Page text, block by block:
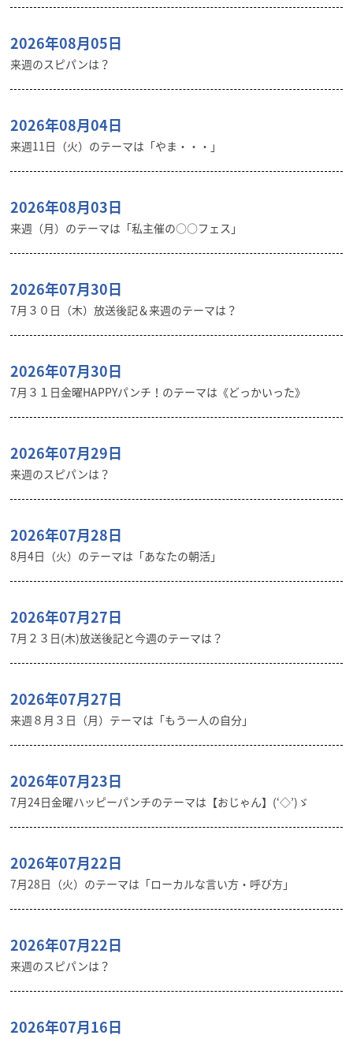
2026年08月05日
来週のスピパンは？
2026年08月04日
来週11日（火）のテーマは「やま・・・」
2026年08月03日
来週（月）のテーマは「私主催の○○フェス」
2026年07月30日
7月３０日（木）放送後記＆来週のテーマは？
2026年07月30日
7月３１日金曜HAPPYパンチ！のテーマは《どっかいった》
2026年07月29日
来週のスピパンは？
2026年07月28日
8月4日（火）のテーマは「あなたの朝活」
2026年07月27日
7月２３日(木)放送後記と今週のテーマは？
2026年07月27日
来週８月３日（月）テーマは「もう一人の自分」
2026年07月23日
7月24日金曜ハッピーパンチのテーマは【おじゃん】(‘◇’)ゞ
2026年07月22日
7月28日（火）のテーマは「ローカルな言い方・呼び方」
2026年07月22日
来週のスピパンは？
2026年07月16日